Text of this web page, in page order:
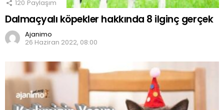
120 Paylaşım
Dalmaçyalı köpekler hakkında 8 ilginç gerçek
Ajanimo
26 Haziran 2022, 08:00